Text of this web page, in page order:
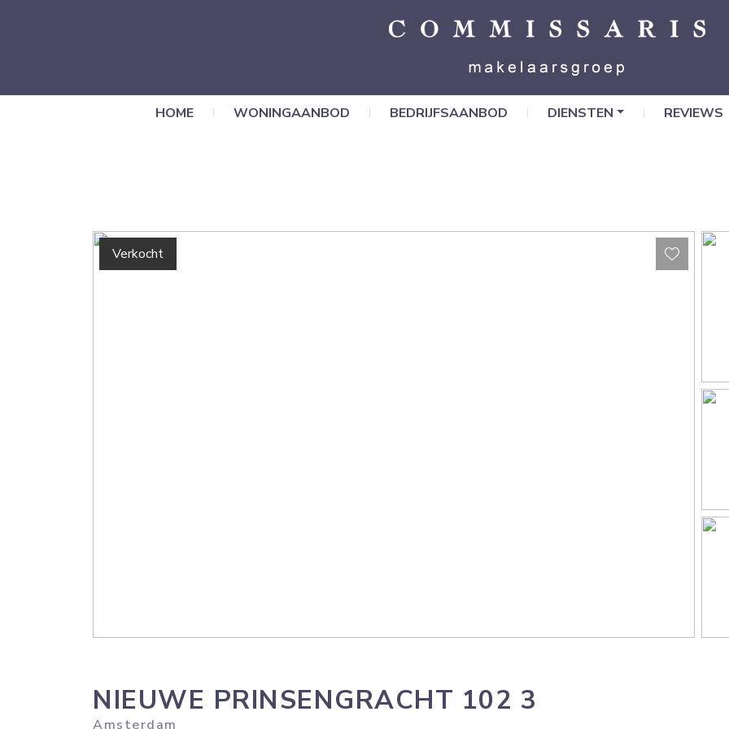
HOME WONINGAANBOD BEDRIJFSAANBOD DIENSTEN REVIEWS
Verkocht
NIEUWE PRINSENGRACHT 102 3
Amsterdam